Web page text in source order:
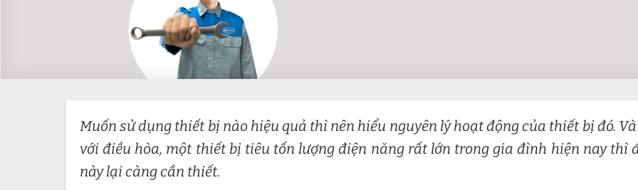
Muốn sử dụng thiết bị nào hiệu quả thì nên hiểu nguyên lý hoạt động của thiết bị đó.
với điều hòa, một thiết bị tiêu tốn lượng điện năng rất lớn trong gia đình hiện nay thì
này lại càng cần thiết.